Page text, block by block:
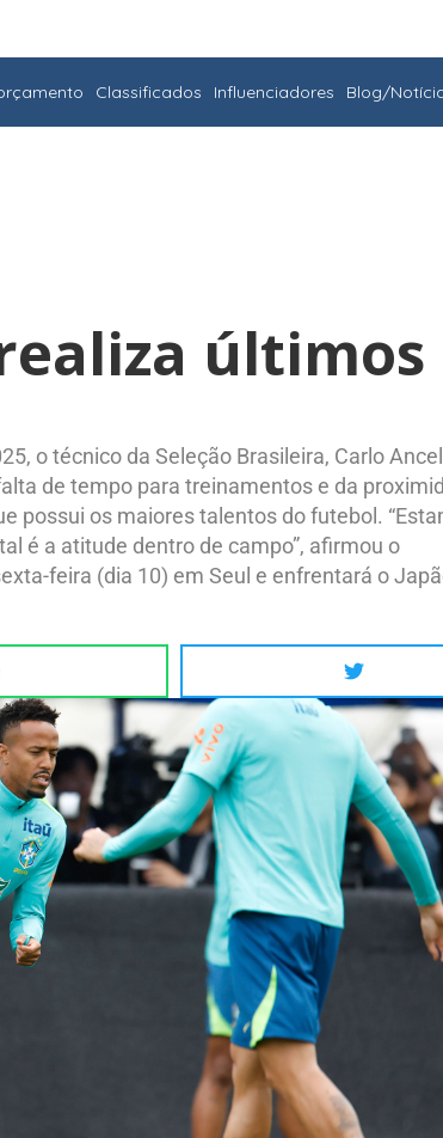
Classificados Influenciadores Blog/
últimos
o técnico da Seleção Brasileira, Carlo
de tempo para treinamentos e da
possui os maiores talentos do futebol.
é a atitude dentro de campo”, afirmou o
feira (dia 10) em Seul e enfrentará o